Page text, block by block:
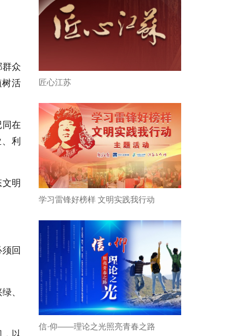
众
树活
同在
利
明
回
、
以
匠心江苏
学习雷锋好榜样 文明实践我行动
信·仰——理论之光照亮青春之路